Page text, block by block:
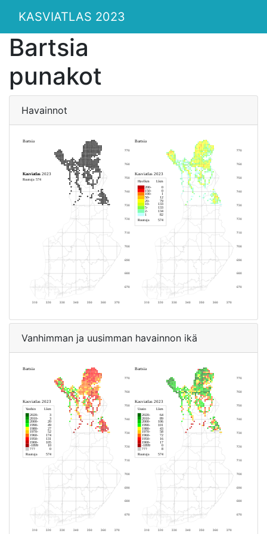
KASVIATLAS 2023
Bartsia
punakot
Havainnot
Vanhimman ja uusimman havainnon ikä